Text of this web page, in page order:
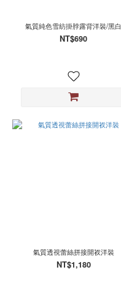
氣質純色雪紡掛脖露背洋裝/黑白
NT$690
氣質透視蕾絲拼接開衩洋裝
NT$1,180